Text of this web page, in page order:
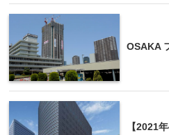
OSAKA
【2021